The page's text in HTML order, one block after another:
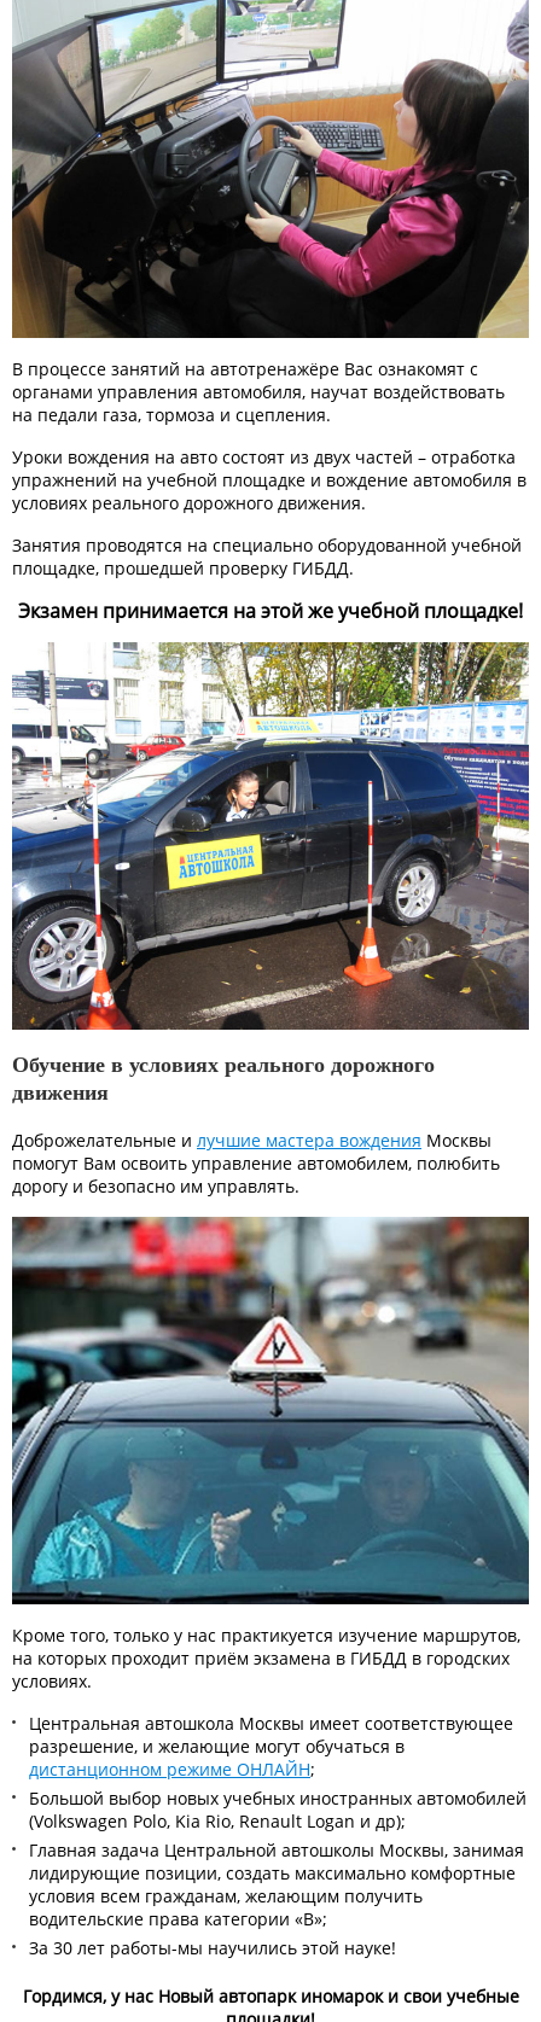
В процессе занятий на автотренажёре Вас ознакомят с
органами управления автомобиля, научат воздействовать
на педали газа, тормоза и сцепления.
Уроки вождения на авто состоят из двух частей – отработка
упражнений на учебной площадке и вождение автомобиля в
условиях реального дорожного движения.
Занятия проводятся на специально оборудованной учебной
площадке, прошедшей проверку ГИБДД.
Экзамен принимается на этой же учебной площадке!
Обучение в условиях реального дорожного
движения
Доброжелательные и лучшие мастера вождения Москвы
помогут Вам освоить управление автомобилем, полюбить
дорогу и безопасно им управлять.
Кроме того, только у нас практикуется изучение маршрутов,
на которых проходит приём экзамена в ГИБДД в городских
условиях.
Центральная автошкола Москвы имеет соответствующее
разрешение, и желающие могут обучаться в
дистанционном режиме ОНЛАЙН;
Большой выбор новых учебных иностранных автомобилей
(Volkswagen Polo, Kia Rio, Renault Logan и др);
Главная задача Центральной автошколы Москвы, занимая
лидирующие позиции, создать максимально комфортные
условия всем гражданам, желающим получить
водительские права категории «В»;
За 30 лет работы-мы научились этой науке!
Гордимся, у нас Новый автопарк иномарок и свои учебные